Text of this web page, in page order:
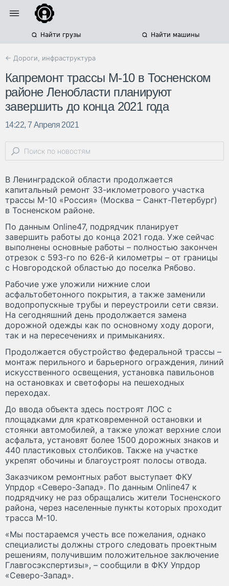
Найти грузы Найти машины
← Дороги, инфраструктура
Капремонт трассы М-10 в Тосненском
районе Ленобласти планируют
завершить до конца 2021 года
14:22, 7 Апреля 2021
В Ленинградской области продолжается
капитальный ремонт 33-иклометрового участка
трассы М-10 «Россия» (Москва – Санкт-Петербург)
в Тосненском районе.
По данным Online47, подрядчик планирует
завершить работы до конца 2021 года. Уже сейчас
выполнены основные работы – полностью закончен
отрезок с 593-го по 626-й километры – от границы
с Новгородской областью до поселка Рябово.
Рабочие уже уложили нижние слои
асфальтобетонного покрытия, а также заменили
водопропускные трубы и переустроили сети связи.
На сегодняшний день продолжается замена
дорожной одежды как по основному ходу дороги,
так и на пересечениях и примыканиях.
Продолжается обустройство федеральной трассы –
монтаж перильного и барьерного ограждения, линий
искусственного освещения, установка павильонов
на остановках и светофоры на пешеходных
переходах.
До ввода объекта здесь построят ЛОС с
площадками для кратковременной остановки и
стоянки автомобилей, а также уложат верхние слои
асфальта, установят более 1500 дорожных знаков и
440 пластиковых столбиков. Также на участке
укрепят обочины и благоустроят полосы отвода.
Заказчиком ремонтных работ выступает ФКУ
Упрдор «Северо-Запад». По данным Online47 к
подрядчику не раз обращались жители Тосненского
района, через населенные пункты которых проходит
трасса М-10.
«Мы постараемся учесть все пожелания, однако
специалисты должны строго следовать проектным
решениям, получившим положительное заключение
Главгосэкспертизы», – сообщили в ФКУ Упрдор
«Северо-Запад».